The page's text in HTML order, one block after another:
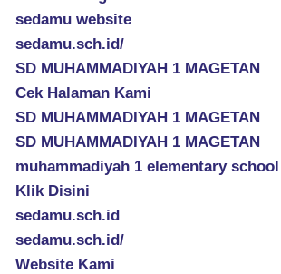
sedamu website
sedamu.sch.id/
SD MUHAMMADIYAH 1 MAGETAN
Cek Halaman Kami
SD MUHAMMADIYAH 1 MAGETAN
SD MUHAMMADIYAH 1 MAGETAN
muhammadiyah 1 elementary
Klik Disini
sedamu.sch.id
sedamu.sch.id/
Website Kami